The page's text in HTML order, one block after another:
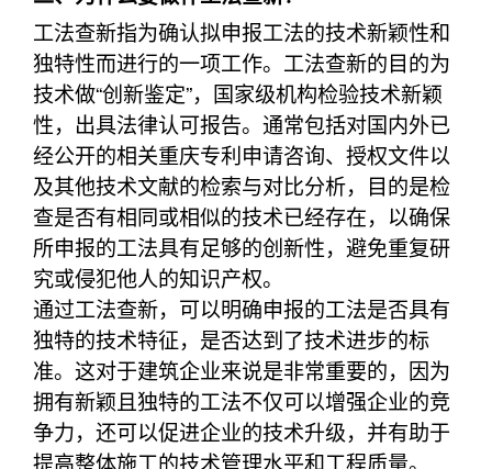
工法查新指为确认拟申报工法的技术新颖性和
独特性而进行的一项工作。工法查新的目的为
技术做“创新鉴定”，国家级机构检验技术新颖
性，出具法律认可报告。通常包括对国内外已
经公开的相关重庆专利申请咨询、授权文件以
及其他技术文献的检索与对比分析，目的是检
查是否有相同或相似的技术已经存在，以确保
所申报的工法具有足够的创新性，避免重复研
究或侵犯他人的知识产权。
通过工法查新，可以明确申报的工法是否具有
独特的技术特征，是否达到了技术进步的标
准。这对于建筑企业来说是非常重要的，因为
拥有新颖且独特的工法不仅可以增强企业的竞
争力，还可以促进企业的技术升级，并有助于
提高整体施工的技术管理水平和工程质量。